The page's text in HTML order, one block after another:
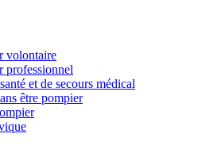
volontaire
professionnel
et de secours médical
être pompier